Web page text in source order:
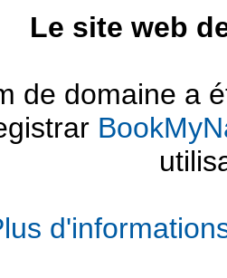
Le site web
de domaine a